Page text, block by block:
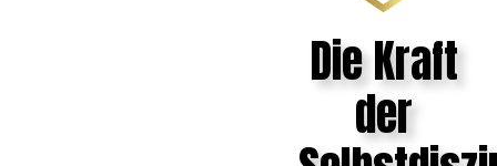
Die Kraft
der